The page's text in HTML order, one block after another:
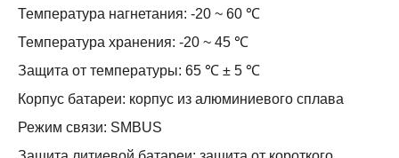
Температура нагнетания: -20 ~ 60 ℃
Температура хранения: -20 ~ 45 ℃
Защита от температуры: 65 ℃ ± 5 ℃
Корпус батареи: корпус из алюминиевого сплава
Режим связи: SMBUS